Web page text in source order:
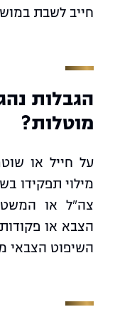
חייב לשבת
הגבלות
מוטלות?
על חייל או
מילוי תפקידו
צה"ל או
הצבא או
השיפוט הצבאי